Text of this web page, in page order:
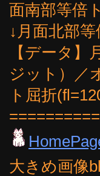
面南部等倍
↓月面北部
【データ
ジット）／
ト屈折
大きめ画像